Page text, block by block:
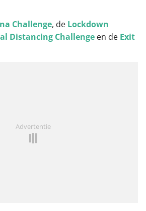
Challenge, de Lockdown
Distancing Challenge en de Exit
Advertentie